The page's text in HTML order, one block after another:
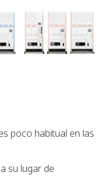
poco habitual en las
su lugar de